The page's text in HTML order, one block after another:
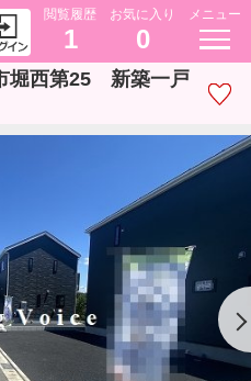
閲覧履歴
1
お気に入り
0
メニュー
堀西第25 新築一戸